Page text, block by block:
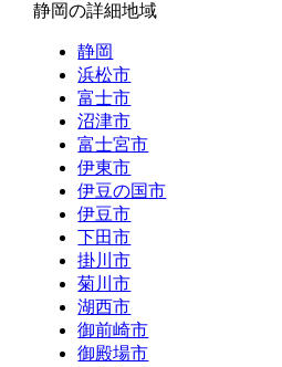
静岡の詳細地域
静岡
浜松市
富士市
沼津市
富士宮市
伊東市
伊豆の国市
伊豆市
下田市
掛川市
菊川市
湖西市
御前崎市
御殿場市